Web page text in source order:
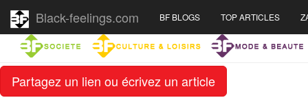
Partagez un lien ou écrivez un article
Black-feelings.com BF BLOGS TOP ARTICLES